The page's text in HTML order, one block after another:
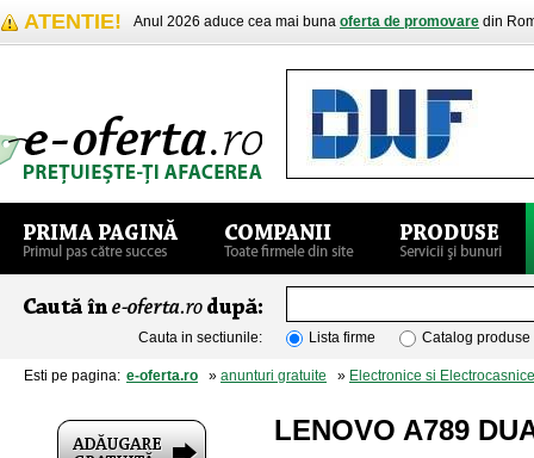
ATENTIE! Anul 2026 aduce cea mai buna oferta de promovare din
Cauta in sectiunile: Lista firme Catalog produse
Esti pe pagina: e-oferta.ro » anunturi gratuite » Electronice si Electrocasnice
LENOVO A789